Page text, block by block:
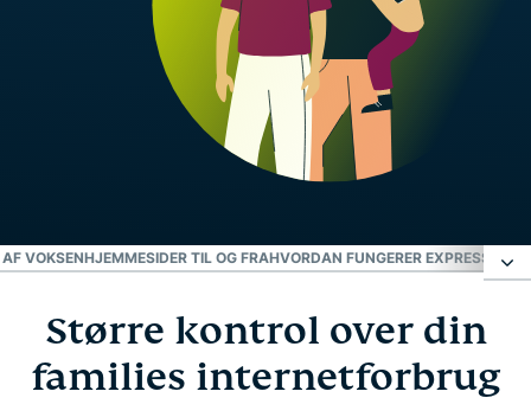
VOKSENHJEMMESIDER TIL OG FRAHVORDAN FUNGERER
Større kontrol over din families internetforbrug
Sådan slår du blokeringen af voksenhjemmesider
Større kontrol over din
families internetforbrug